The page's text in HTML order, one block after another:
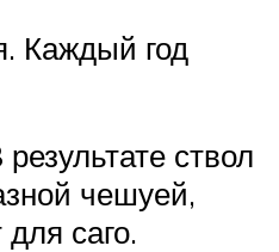
Каждый год
ствол
чешуей,
саго.